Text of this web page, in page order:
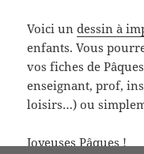
Voici undessin à
enfants. Vous
vos fiches de
enseignant, prof,
loisirs…) ou
Joyeuses Pâques !